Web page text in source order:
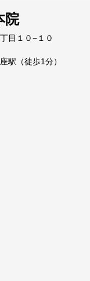
院
目１０−１０
駅（徒歩1分）